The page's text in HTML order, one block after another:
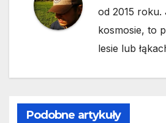
od 2015 roku.
kosmosie, to
lesie lub
Podobne artykuły